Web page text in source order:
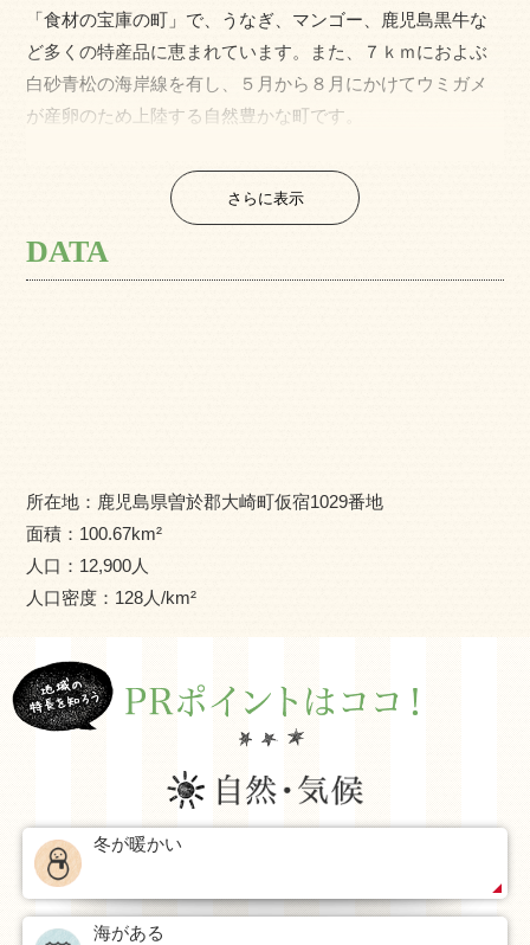
「食材の宝庫の町」で、うなぎ、マンゴー、鹿児島黒牛な
ど多くの特産品に恵まれています。また、７ｋｍにおよぶ
白砂青松の海岸線を有し、５月から８月にかけてウミガメ
が産卵のため上陸する自然豊かな町です。
専用競技場を活用したスポーツイベント、鹿児島県が整備
した日本初の陸上競技に特化した施設「ジャパンアスリー
トトレーニングセンター大隅」と連携したスポーツ合宿誘
致を実施しています。
さらに表示
DATA
所在地： 鹿児島県曽於郡大崎町仮宿1029番地
面積： 100.67km²
人口： 12,900人
人口密度： 128人/km²
冬が暖かい
海がある